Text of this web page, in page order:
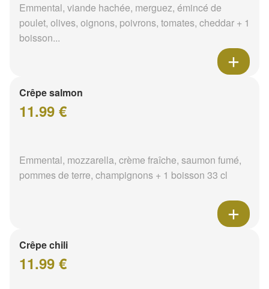
Emmental, viande hachée, merguez, émincé de
poulet, olives, oignons, poivrons, tomates, cheddar + 1
boisson...
Crêpe salmon
11.99 €
Emmental, mozzarella, crème fraîche, saumon fumé,
pommes de terre, champignons + 1 boisson 33 cl
Crêpe chili
11.99 €